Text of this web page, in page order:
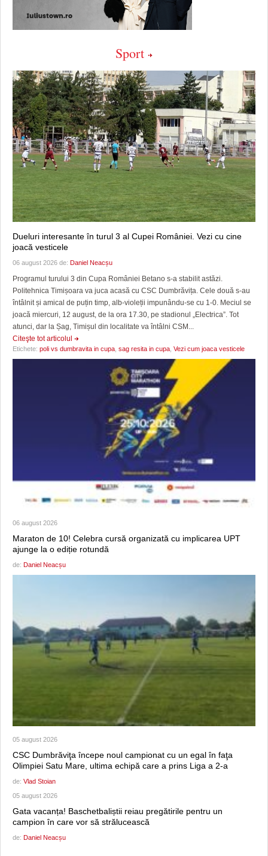
Sport
Dueluri interesante în turul 3 al Cupei României. Vezi cu cine
joacă vesticele
06 august 2026 de: Daniel Neacșu
Programul turului 3 din Cupa României Betano s-a stabilit astăzi.
Politehnica Timișoara va juca acasă cu CSC Dumbrăvița. Cele două s-au
întâlnit și amical de puțin timp, alb-violeții impunându-se cu 1-0. Meciul se
joacă miercuri, 12 august, de la ora 17.30, pe stadionul „Electrica”. Tot
atunci, dar la Șag, Timișul din localitate va întâlni CSM...
Citeşte tot articolul
Etichete: poli vs dumbravita in cupa sag resita in cupa Vezi cum joaca vesticele
06 august 2026
Maraton de 10! Celebra cursă organizată cu implicarea UPT
ajunge la o ediție rotundă
de: Daniel Neacșu
05 august 2026
CSC Dumbrăviţa începe noul campionat cu un egal în faţa
Olimpiei Satu Mare, ultima echipă care a prins Liga a 2-a
de: Vlad Stoian
05 august 2026
Gata vacanța! Baschetbaliștii reiau pregătirile pentru un
campion în care vor să strălucească
de: Daniel Neacșu